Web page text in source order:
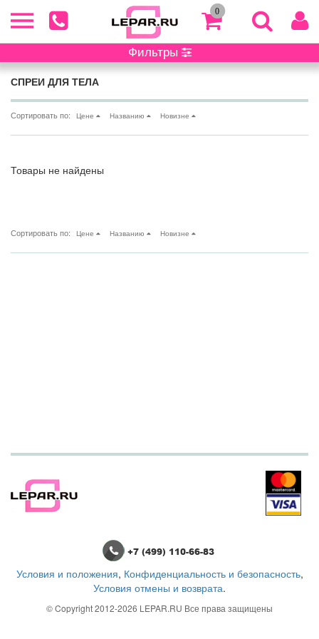
0
Фильтры
СПРЕИ ДЛЯ ТЕЛА
Сортировать по: Цене Названию Новизне
Товары не найдены
Сортировать по: Цене Названию Новизне
+7 (499) 110-66-83
Условия и положения, Конфиденциальность и безопасность,
Условия отмены и возврата.
© Copyright 2012-2026 LEPAR.RU Все права защищены